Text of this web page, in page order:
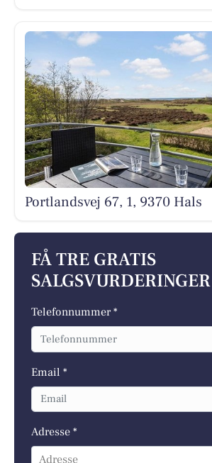
Portlandsvej 67, 1, 9370 Hals
FÅ TRE GRATIS
SALGSVURDERINGER
Telefonnummer *
Email *
Adresse *
Adresse